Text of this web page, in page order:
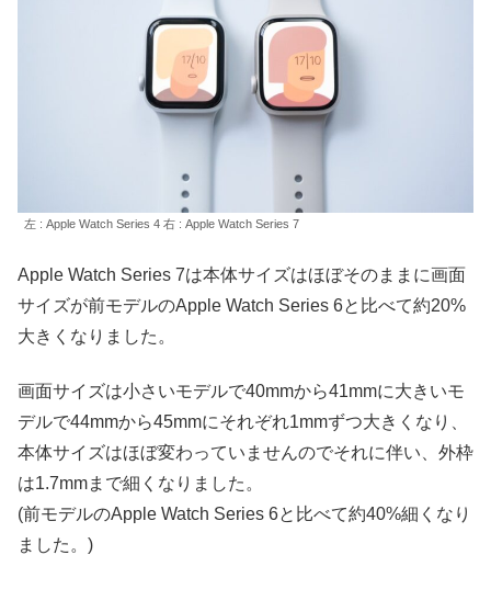
左 : Apple Watch Series 4 右 : Apple Watch Series 7
Apple Watch Series 7は本体サイズはほぼそのままに画面
サイズが前モデルのApple Watch Series 6と比べて約20%
大きくなりました。
画面サイズは小さいモデルで40mmから41mmに大きいモ
デルで44mmから45mmにそれぞれ1mmずつ大きくなり、
本体サイズはほぼ変わっていませんのでそれに伴い、外枠
は1.7mmまで細くなりました。
(前モデルのApple Watch Series 6と比べて約40%細くなり
ました。)